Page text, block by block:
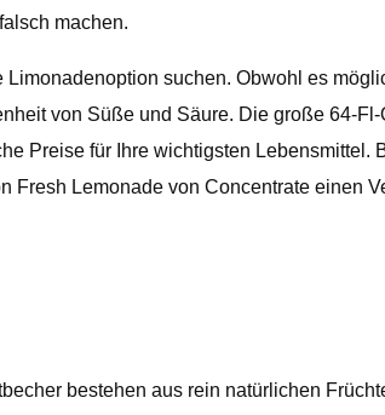
machen.
suchen. Obwohl es
von Süße und Säure. Die große 64-
Preise für Ihre wichtigsten Lebensmittel.
Lemonade von Concentrate einen
bestehen aus rein natürlichen